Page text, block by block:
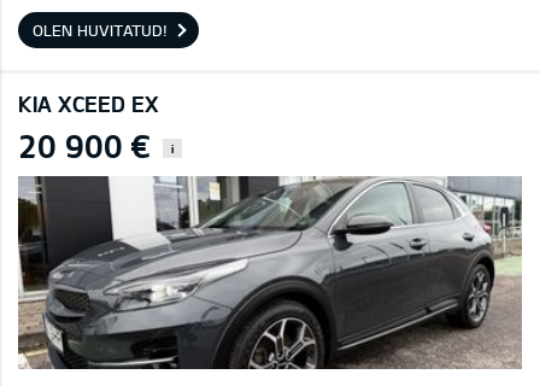
OLEN HUVITATUD!
KIA XCEED EX
20 900 € i